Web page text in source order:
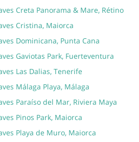
Creta Panorama & Mare, Rétino
Cristina, Maiorca
Dominicana, Punta Cana
Gaviotas Park, Fuerteventura
Las Dalias, Tenerife
Málaga Playa, Málaga
Paraíso del Mar, Riviera Maya
Pinos Park, Maiorca
Playa de Muro, Maiorca